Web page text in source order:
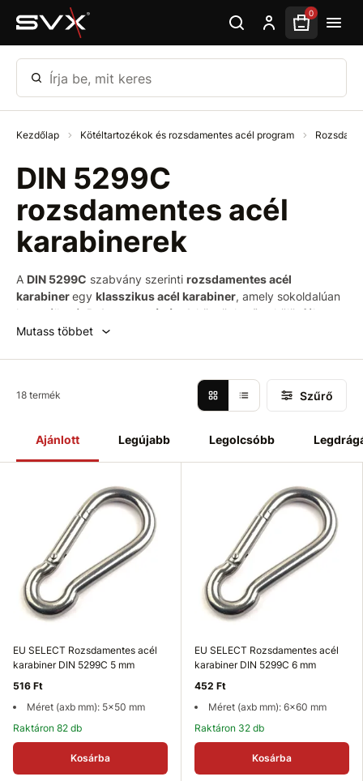
Ugrás az oldal fő részéhez 0
Írja be, mit keres
Kezdőlap Kötéltartozékok és rozsdamentes acél program
DIN 5299C
rozsdamentes acél
karabinerek
A DIN 5299C szabvány szerinti rozsdamentes acél
karabineregy klasszikus acél karabiner, amely sokoldalúan
használható. Robusztusságának köszönhetően különféle
típusú csörlőkhöz vagy vontatóberendezésekhez is
körülményekközött ishasználható, példáulesőben.
Mutass többet
Ajánlott Legújabb Legolcsóbb
18 termék Szűrő
EU SELECT Rozsdamentes acél
karabiner DIN 5299C 5 mm
516 Ft
Méret (axb mm): 5x50 mm
Raktáron 82 db
Kosárba
EU SELECT Rozsdamentes acél
karabiner DIN 5299C 6 mm
452 Ft
Méret (axb mm): 6x60 mm
Raktáron 32 db
Kosárba